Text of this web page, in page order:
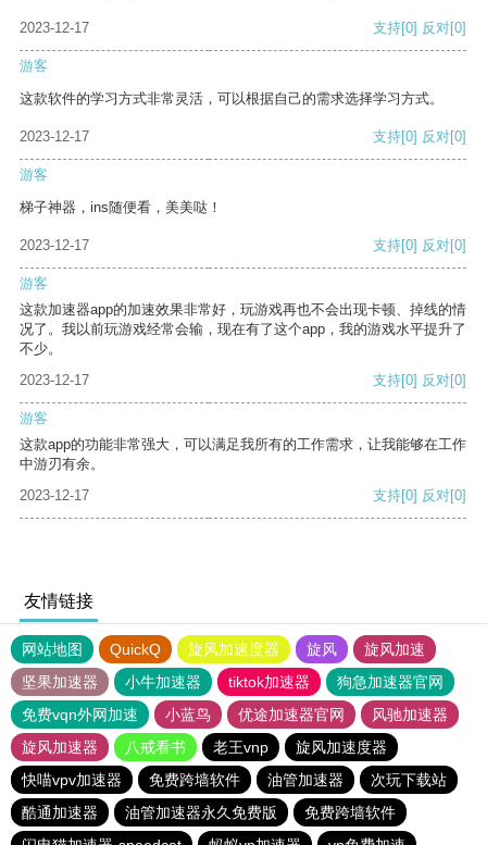
2023-12-17 支持[0] 反对[0]
游客
这款软件的学习方式非常灵活，可以根据自己的需求选择学习方式。
2023-12-17 支持[0] 反对[0]
游客
梯子神器，ins随便看，美美哒！
2023-12-17 支持[0] 反对[0]
游客
这款加速器app的加速效果非常好，玩游戏再也不会出现卡顿、掉线的情
况了。我以前玩游戏经常会输，现在有了这个app，我的游戏水平提升了
不少。
2023-12-17
支持[0] 反对[0]
游客
这款app的功能非常强大，可以满足我所有的工作需求，让我能够在工作
中游刃有余。
2023-12-17
支持[0] 反对[0]
友情链接
网站地图 QuickQ 旋风加速度器 旋风
旋风加速
坚果加速器
小牛加速器 tiktok加速器
狗急加速器官网
免费vqn外网加速
小蓝鸟 优途加速器官网
风驰加速器
旋风加速器
八戒看书 老王vnp
旋风加速度器
快喵vpv加速器
免费跨墙软件 油管加速器
次玩下载站
酷通加速器
油管加速器永久免费版
免费跨墙软件